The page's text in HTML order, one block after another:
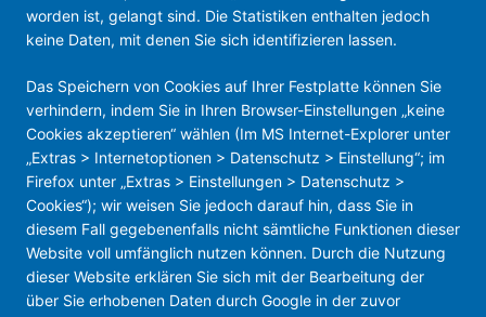
worden ist, gelangt sind. Die Statistiken enthalten jedoch
keine Daten, mit denen Sie sich identifizieren lassen.
Das Speichern von Cookies auf Ihrer Festplatte können Sie
verhindern, indem Sie in Ihren Browser-Einstellungen „keine
Cookies akzeptieren“ wählen (Im MS Internet-Explorer unter
„Extras > Internetoptionen > Datenschutz > Einstellung“; im
Firefox unter „Extras > Einstellungen > Datenschutz >
Cookies“); wir weisen Sie jedoch darauf hin, dass Sie in
diesem Fall gegebenenfalls nicht sämtliche Funktionen dieser
Website voll umfänglich nutzen können. Durch die Nutzung
dieser Website erklären Sie sich mit der Bearbeitung der
über Sie erhobenen Daten durch Google in der zuvor